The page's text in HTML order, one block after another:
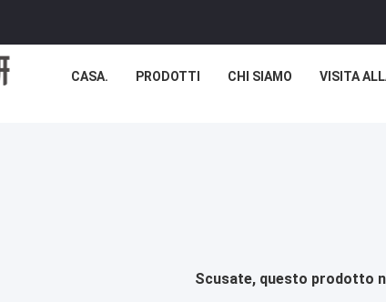
CASA. PRODOTTI CHI SIAMO VISITA
Scusate, questo prodotto